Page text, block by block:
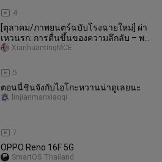
4
[ตุลาคม/ภาพยนตร์ฉบับโรงฉายใหม่] ผ่า
เหวนรก: การตื่นขึ้นของความลึกลับ – พรี
วิวตัวอย่างฉบับเต็ม [ทีมแปล
5
XiarihuantingMCE
ตอนนี้ชินจังกับไอโกะหวานน่าดูเลยนะ
7
linjianmanxiaoqi
OPPO Reno 16F 5G
SmartOS Thailand